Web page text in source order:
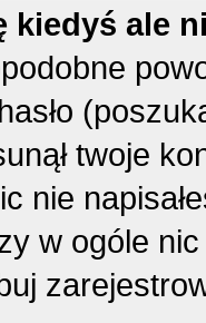
kiedyś ale
twoje
nie
w ogóle